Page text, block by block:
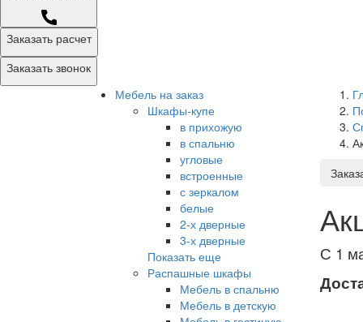
Заказать расчет
Заказать звонок
Мебель на заказ
Шкафы-купе
в прихожую
в спальню
угловые
встроенные
с зеркалом
белые
2-х дверные
3-х дверные
Показать еще
Распашные шкафы
Мебель в спальню
Мебель в детскую
С 1